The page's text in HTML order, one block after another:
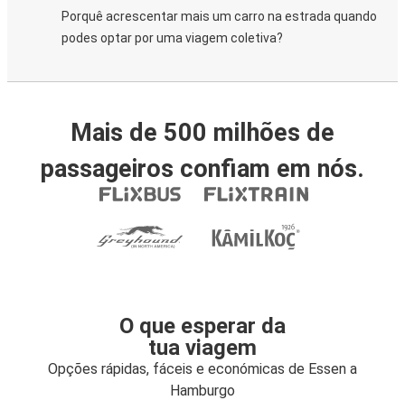
Porquê acrescentar mais um carro na estrada quando
podes optar por uma viagem coletiva?
Mais de 500 milhões de
passageiros confiam em nós.
O que esperar da
tua viagem
Opções rápidas, fáceis e económicas de Essen a
Hamburgo